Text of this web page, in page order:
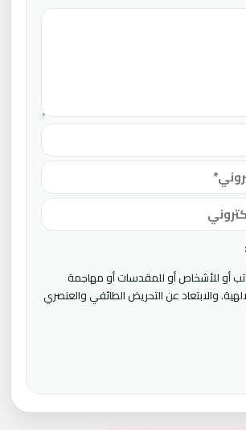
أو للأشخاص أو للمقدسات أو مهاجمة
والابتعاد عن التحريض الطائفي والعنصري